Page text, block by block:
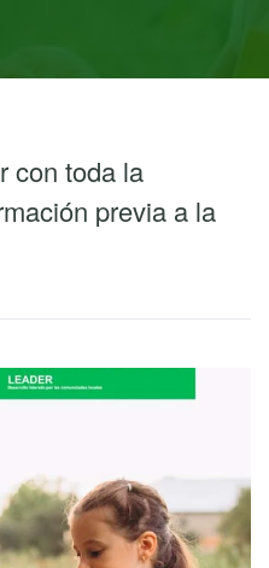
con toda la
previa a la